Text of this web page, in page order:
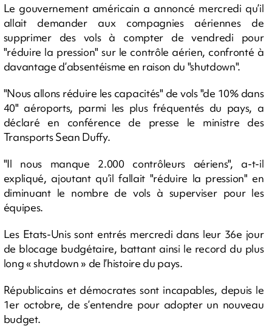
Le gouvernement américain a annoncé mercredi qu’il
allait demander aux compagnies aériennes de
supprimer des vols à compter de vendredi pour
"réduire la pression" sur le contrôle aérien, confronté à
davantage d’absentéisme en raison du "shutdown".
"Nous allons réduire les capacités" de vols "de 10% dans
40" aéroports, parmi les plus fréquentés du pays, a
déclaré en conférence de presse le ministre des
Transports Sean Duffy.
"Il nous manque 2.000 contrôleurs aériens", a-t-il
expliqué, ajoutant qu’il fallait "réduire la pression" en
diminuant le nombre de vols à superviser pour les
équipes.
Les Etats-Unis sont entrés mercredi dans leur 36e jour
de blocage budgétaire, battant ainsi le record du plus
long « shutdown » de l’histoire du pays.
Républicains et démocrates sont incapables, depuis le
1er octobre, de s’entendre pour adopter un nouveau
budget.